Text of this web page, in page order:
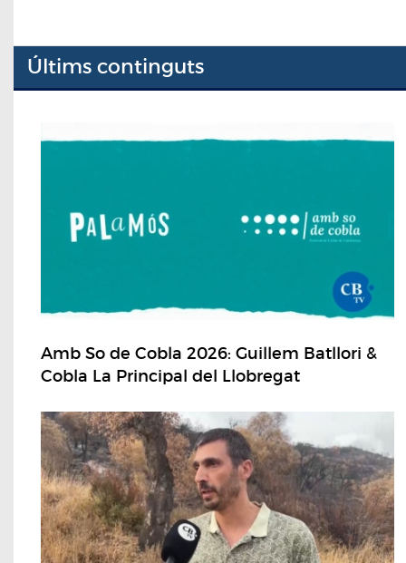
Últims continguts
Amb So de Cobla 2026: Guillem Batllori &
Cobla La Principal del Llobregat